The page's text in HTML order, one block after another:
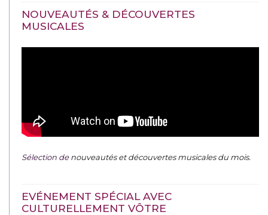
NOUVEAUTÉS & DÉCOUVERTES
MUSICALES
Sélection denouveautés et découvertes musicales du mois.
EVÉNEMENT SPÉCIAL AVEC
CULTURELLEMENT VÔTRE